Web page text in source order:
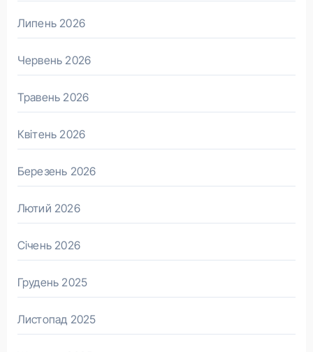
Липень 2026
Червень 2026
Травень 2026
Квітень 2026
Березень 2026
Лютий 2026
Січень 2026
Грудень 2025
Листопад 2025